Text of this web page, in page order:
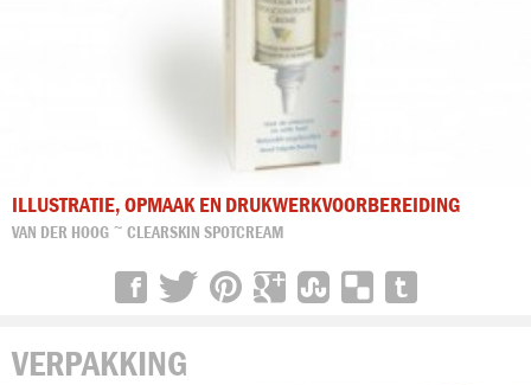
ILLUSTRATIE, OPMAAK EN DRUKWERKVOORBEREIDING
VAN DER HOOG ~ CLEARSKIN SPOTCREAM
VERPAKKING